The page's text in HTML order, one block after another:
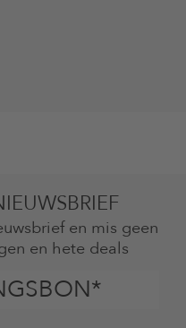
en mis geen
en hete deals